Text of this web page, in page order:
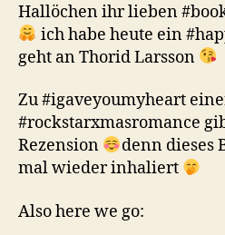
Hallöchen ihr lieben
ich habe heute ein
geht an Thorid Larsson
Zu #igaveyoumyheart
#rockstarxmasromance
Rezension
denn dieses
mal wieder inhaliert
Also here we go: